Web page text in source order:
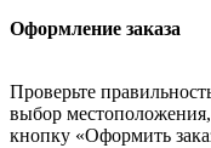
Оформление заказа
Проверьте
выбор
кнопку «Оформить